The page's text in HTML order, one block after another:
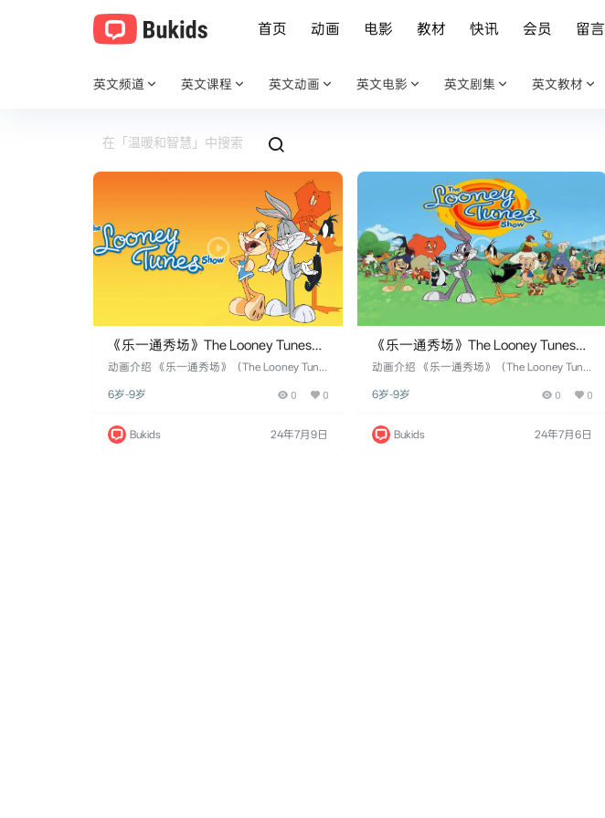
首页 动画 电影 教材 快讯 会员 留言
英文频道 英文课程 英文动画 英文电影 英文剧集 英文教材
《乐一通秀场》The Looney Tunes
Show英文版 第二季 [全26集]
动画介绍 《乐一通秀场》（The Looney Tune
的一部经典重启系列动画剧。该剧集将《乐一
弟等，置于现代化的背景中，描绘他们在日常
生活中的种种趣事和搞笑冒险。与传统短片形
6岁-9岁 0 0
Bukids 24年7月9日
《乐一通秀场》The Looney Tunes
Show英文版 第一季 [全26集]
动画介绍 《乐一通秀场》（The Looney Tune
动画系列剧，于2011年首次在卡通网络（Cart
通》角色重新引入现代背景，描绘了他们在日
常生活中的各种趣事。不同于以往的短篇形
6岁-9岁 0 0
Bukids 24年7月6日